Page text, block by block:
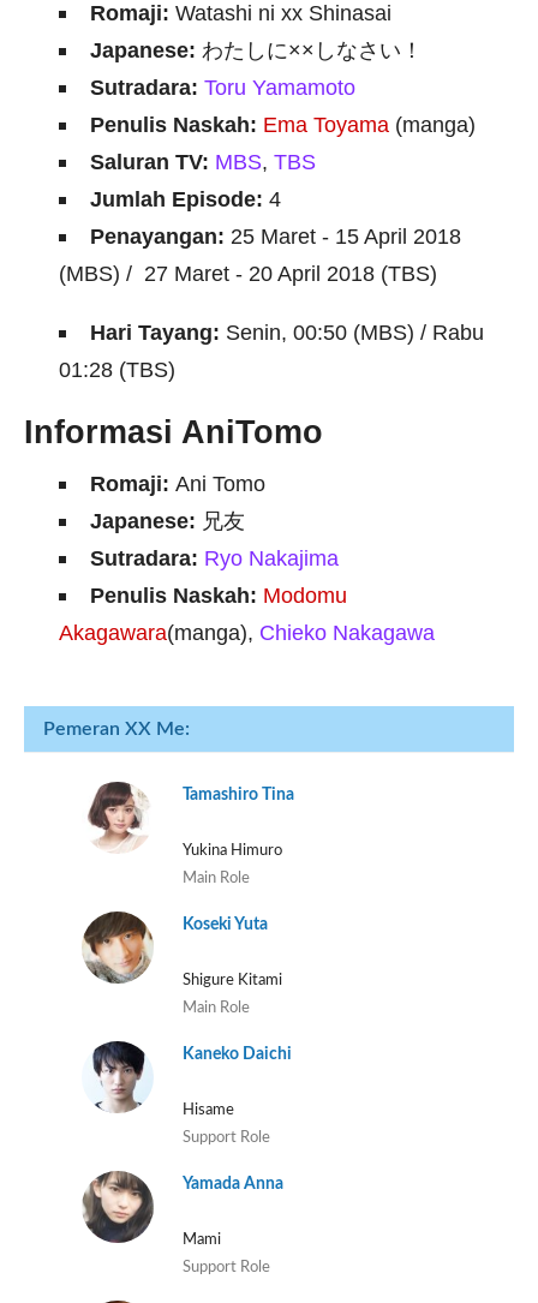
Romaji: Watashi ni xx Shinasai
Japanese: わたしに××しなさい！
Sutradara: Toru Yamamoto
Penulis Naskah: Ema Toyama(manga)
Saluran TV: MBS, TBS
Jumlah Episode: 4
Penayangan: 25 Maret - 15 April 2018
(MBS) / 27 Maret - 20 April 2018 (TBS)
Hari Tayang: Senin, 00:50 (MBS) / Rabu
01:28 (TBS)
Informasi AniTomo
Romaji: Ani Tomo
Japanese: 兄友
Sutradara: Ryo Nakajima
Penulis Naskah: Modomu
Akagawara(manga), Chieko Nakagawa
Pemeran XX Me:
Tamashiro Tina
Yukina Himuro
Main Role
Koseki Yuta
Shigure Kitami
Main Role
Kaneko Daichi
Hisame
Support Role
Yamada Anna
Mami
Support Role